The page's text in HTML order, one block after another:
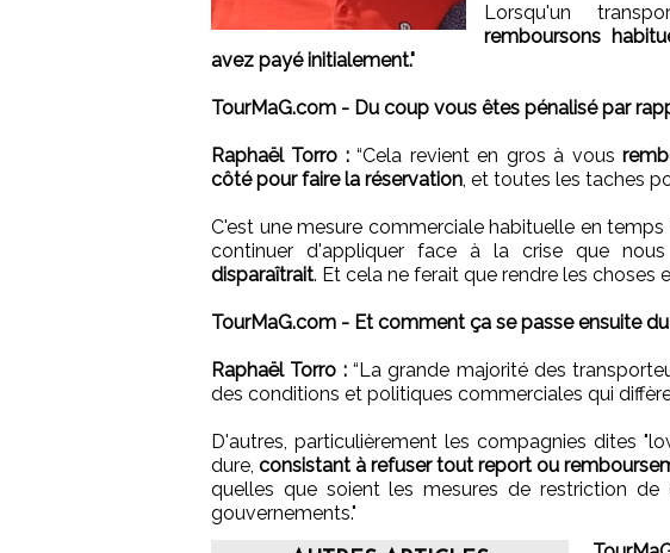
Lorsqu'un
remboursons
avez payé initialement."
TourMaG.com - Du coup vous êtes pénalisé par
Raphaël Torro :“Cela revient en gros à vous
côté pour faire la réservation, et toutes les taches
C'est une mesure commerciale habituelle en
continuer d'appliquer face à la crise que nous
disparaîtrait. Et cela ne ferait que rendre les choses
TourMaG.com - Et comment ça se passe ensuite
Raphaël Torro :“La grande majorité des
des conditions et politiques commerciales qui
D'autres, particulièrement les compagnies dites
dure,consistant à refuser tout report ou
quelles que soient les mesures de restriction de
gouvernements."